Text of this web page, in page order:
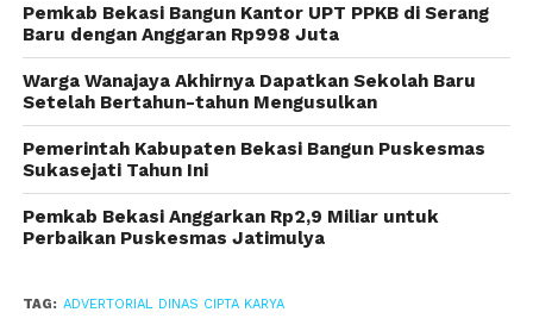
Saat ini, proses lelang pekerjaan pembangunan tiga
USB tersebut masih berlangsung. Benny
menambahkan bahwa pelaksanaan pembangunan
akan dimulai setelah proses lelang selesai, yang
diperkirakan berlangsung sekitar satu bulan. Jika
berjalan sesuai rencana, pembangunan akan dimulai
pada awal April dan ditargetkan selesai pada Agustus
2025.
bisa mencapai satu bulan atau lebih. Sedangkan
Pemkab Bekasi Bangun Kantor UPT PPKB di Serang
Baru dengan Anggaran Rp998 Juta
Warga Wanajaya Akhirnya Dapatkan Sekolah Baru
Setelah Bertahun-tahun Mengusulkan
Pemerintah Kabupaten Bekasi Bangun Puskesmas
Sukasejati Tahun Ini
Pemkab Bekasi Anggarkan Rp2,9 Miliar untuk
Perbaikan Puskesmas Jatimulya
TAG: ADVERTORIAL DINAS CIPTA KARYA